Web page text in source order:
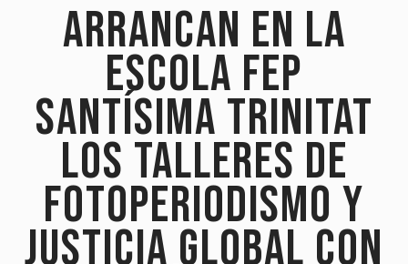
ARRANCAN EN LA
ESCOLA FEP
SANTÍSIMA TRINITAT
LOS TALLERES DE
FOTOPERIODISMO Y
JUSTICIA GLOBAL CON